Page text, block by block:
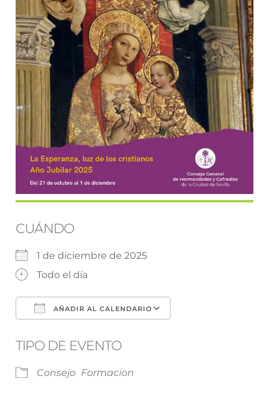
CUÁNDO
1 de diciembre de 2025
Todo el día
AÑADIR AL CALENDARIO
TIPO DE EVENTO
Consejo Formacion